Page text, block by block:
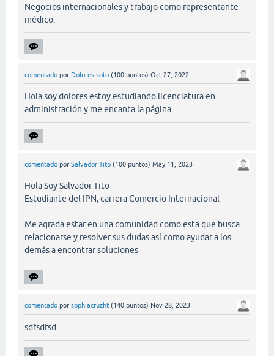
Negocios internacionales y trabajo como representante
médico.
comentado por Dolores soto (100 puntos) Oct 27, 2022
Hola soy dolores estoy estudiando licenciatura en
administración y me encanta la página.
comentado por Salvador Tito (100 puntos) May 11, 2023
Hola Soy Salvador Tito
Estudiante del IPN, carrera Comercio Internacional
Me agrada estar en una comunidad como esta que busca
relacionarse y resolver sus dudas así como ayudar a los
demás a encontrar soluciones
comentado por sophiacruzht (140 puntos) Nov 28, 2023
sdfsdfsd